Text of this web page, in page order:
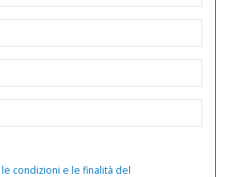
le condizioni e le finalità del